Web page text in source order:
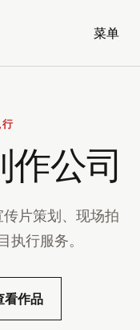
菜单
公司
片策划、现场拍
执行服务。
看作品